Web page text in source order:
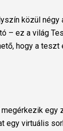
közül négy
– ez a világ
hogy a teszt
egy
egy virtuális